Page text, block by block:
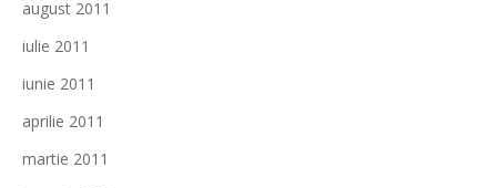
august 2011
iulie 2011
iunie 2011
aprilie 2011
martie 2011